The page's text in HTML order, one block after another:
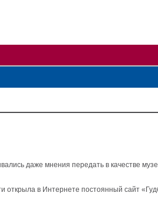
даже мнения передать в качестве
в Интернете постоянный сайт